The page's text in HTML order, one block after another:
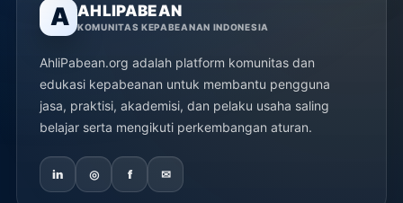
A AHLIPABEAN
KOMUNITAS KEPABEANAN INDONESIA
AhliPabean.org adalah platform komunitas dan
edukasi kepabeanan untuk membantu pengguna
jasa, praktisi, akademisi, dan pelaku usaha saling
belajar serta mengikuti perkembangan aturan.
in ◎ f ✉